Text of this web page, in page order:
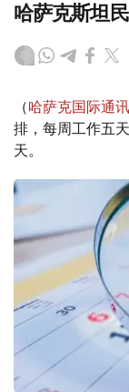
哈萨克斯坦
（哈萨克国际通
排，每周工作五
天。